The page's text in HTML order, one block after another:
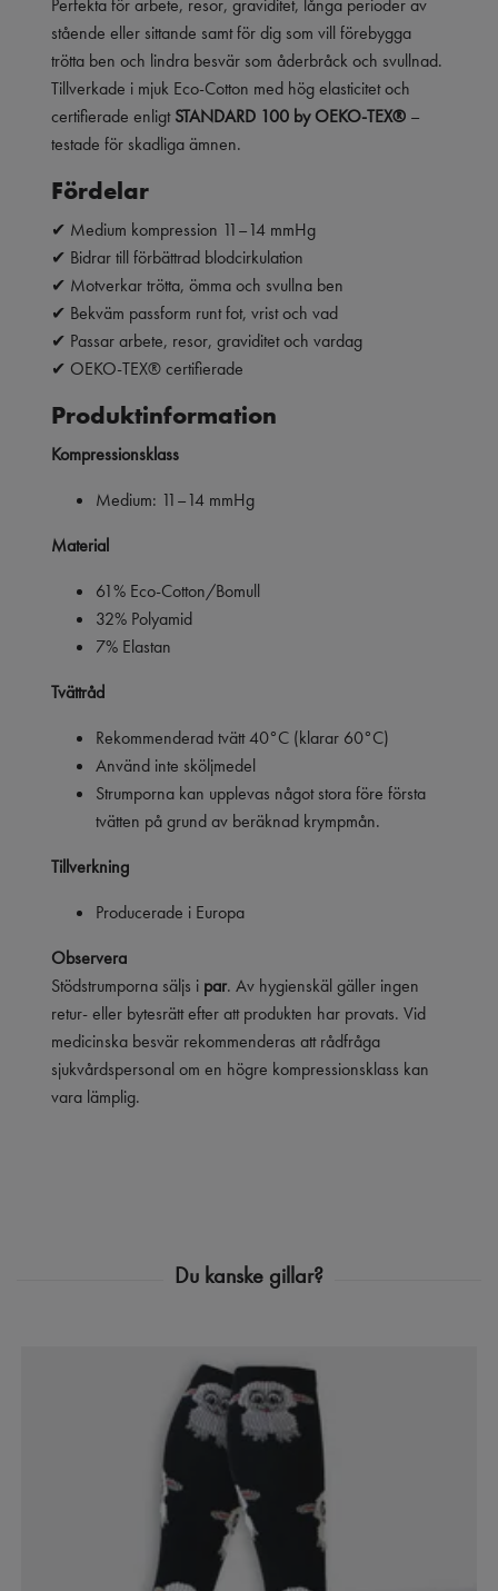
Perfekta för arbete, resor, graviditet, långa perioder av
stående eller sittande samt för dig som vill förebygga
trötta ben och lindra besvär som åderbråck och svullnad.
Tillverkade i mjuk Eco-Cotton med hög elasticitet och
certifierade enligtSTANDARD 100 by OEKO-TEX® –
testade för skadliga ämnen.
Fördelar
✔ Medium kompression 11–14 mmHg
✔ Bidrar till förbättrad blodcirkulation
✔ Motverkar trötta, ömma och svullna ben
✔ Bekväm passform runt fot, vrist och vad
✔ Passar arbete, resor, graviditet och vardag
✔ OEKO-TEX® certifierade
Produktinformation
Kompressionsklass
Medium: 11–14 mmHg
Material
61% Eco-Cotton/Bomull
32% Polyamid
7% Elastan
Tvättråd
Rekommenderad tvätt 40°C (klarar 60°C)
Använd inte sköljmedel
Strumporna kan upplevas något stora före första
tvätten på grund av beräknad krympmån.
Tillverkning
Producerade i Europa
Observera
Stödstrumporna säljs i par. Av hygienskäl gäller ingen
retur- eller bytesrätt efter att produkten har provats. Vid
medicinska besvär rekommenderas att rådfråga
sjukvårdspersonal om en högre kompressionsklass kan
vara lämplig.